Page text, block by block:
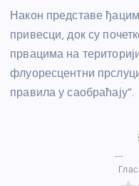
Након представе
привесци, док су
првацима на
флуоресцентни
правила у саобраћају“.